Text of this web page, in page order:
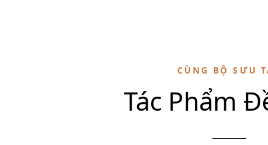
CÙNG BỘ SƯU
Tác Phẩm